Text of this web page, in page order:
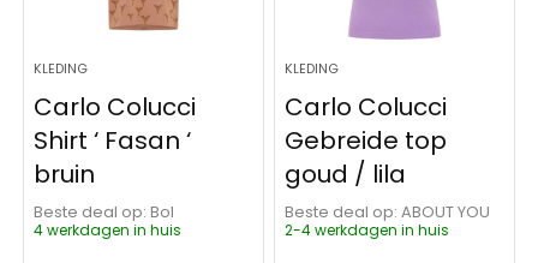
KLEDING
Carlo Colucci
Shirt ‘ Fasan ‘
bruin
Beste deal op:
Bol
4 werkdagen in huis
KLEDING
Carlo Colucci
Gebreide top
goud / lila
Beste deal op:
ABOUT YOU
2-4 werkdagen in huis